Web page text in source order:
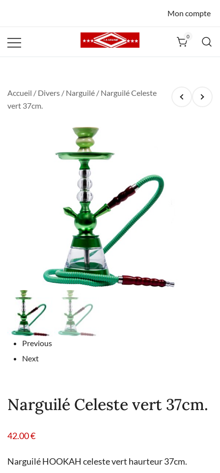
Mon compte
0
Accueil / Divers / Narguilé / Narguilé Celeste
vert 37cm.
Previous
Next
Narguilé Celeste vert 37cm.
42.00€
Narguilé HOOKAH celeste vert haurteur 37cm.